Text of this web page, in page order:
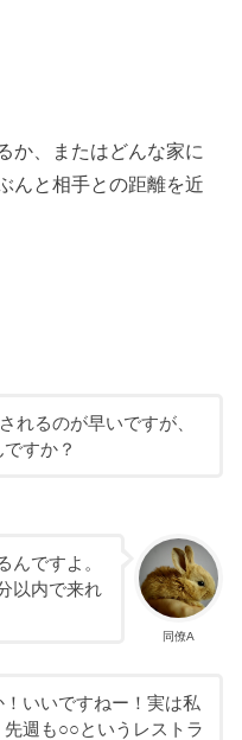
か、またはどんな家に
んと相手との距離を近
れるのが早いですが、
すか？
同僚A
んですよ。
以内で来れ
いいですねー！実は私
週も○○というレストラ